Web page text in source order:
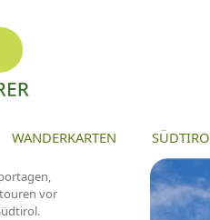
WANDERKARTEN
vor